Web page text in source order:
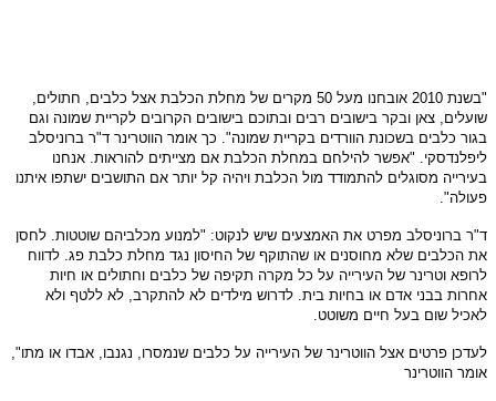
"בשנת 2010 אובחנו מעל 50 מקרים של מחלת הכלבת אצל כלבים, חתולים,
שועלים, צאן ובקר בישובים רבים ובתוכם בישובים הקרובים לקריית שמונה וגם
בגור כלבים בשכונת הוורדים בקריית שמונה". כך אומר הווטרינר ד"ר ברוניסלב
ליפלנדסקי. "אפשר להילחם במחלת הכלבת אם מצייתים להוראות. אנחנו
בעירייה מסוגלים להתמודד מול הכלבת ויהיה קל יותר אם התושבים ישתפו איתנו
פעולה".
ד"ר ברוניסלב מפרט את האמצעים שיש לנקוט: "למנוע מכלביהם שוטטות. לחסן
את הכלבים שלא מחוסנים או שהתוקף של החיסון נגד מחלת כלבת פג. לדווח
לרופא וטרינר של העירייה על כל מקרה תקיפה של כלבים וחתולים או חיות
אחרות בבני אדם או בחיות בית. לדרוש מילדים לא להתקרב, לא ללטף ולא
לאכיל שום בעל חיים משוטט.
לעדכן פרטים אצל הווטרינר של העירייה על כלבים שנמסרו, נגנבו, אבדו או מתו",
אומר הווטרינר